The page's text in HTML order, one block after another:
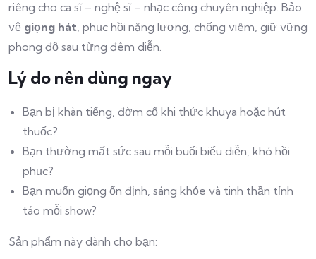
riêng cho ca sĩ – nghệ sĩ – nhạc công chuyên nghiệp. Bảo
vệ giọng hát, phục hồi năng lượng, chống viêm, giữ vững
phong độ sau từng đêm diễn.
Lý do nên dùng ngay
Bạn bị khàn tiếng, đờm cổ khi thức khuya hoặc hút
thuốc?
Bạn thường mất sức sau mỗi buổi biểu diễn, khó hồi
phục?
Bạn muốn giọng ổn định, sáng khỏe và tinh thần tỉnh
táo mỗi show?
Sản phẩm này dành cho bạn: